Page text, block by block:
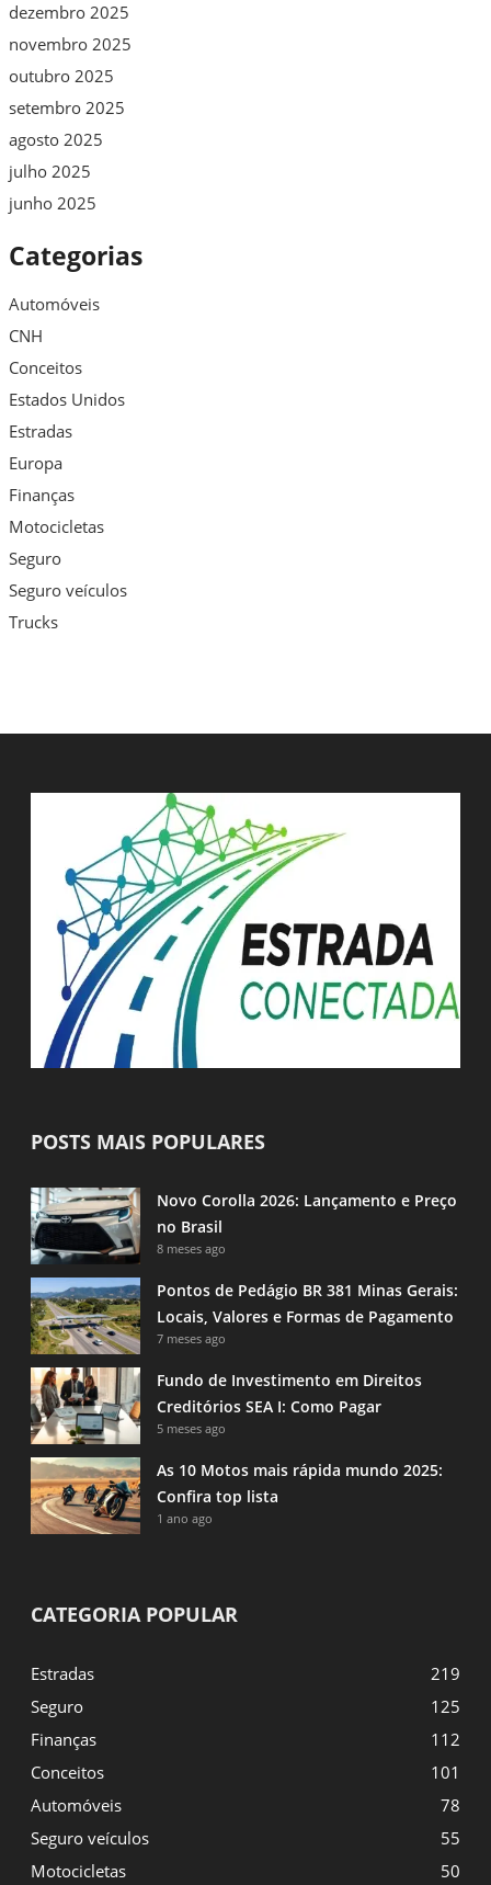
dezembro 2025
novembro 2025
outubro 2025
setembro 2025
agosto 2025
julho 2025
junho 2025
Categorias
Automóveis
CNH
Conceitos
Estados Unidos
Estradas
Europa
Finanças
Motocicletas
Seguro
Seguro veículos
Trucks
POSTS MAIS POPULARES
Novo Corolla 2026: Lançamento e Preço
no Brasil
8 meses ago
Pontos de Pedágio BR 381 Minas Gerais:
Locais, Valores e Formas de Pagamento
7 meses ago
Fundo de Investimento em Direitos
Creditórios SEA I: Como Pagar
5 meses ago
As 10 Motos mais rápida mundo 2025:
Confira top lista
1 ano ago
CATEGORIA POPULAR
Estradas
219
Seguro
125
Finanças
112
Conceitos
101
Automóveis
78
Seguro veículos
55
Motocicletas
50